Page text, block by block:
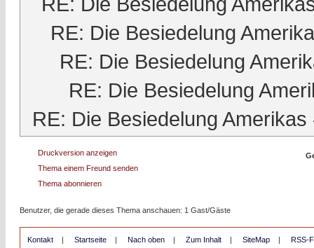
RE: Die Besiedelung
RE: Die Besiedelung
RE: Die Besiedelung
RE: Die Besiedelung Amerikas
Druckversion anzeigen
Thema einem Freund senden
Thema abonnieren
Benutzer, die gerade dieses Thema anschauen: 1 Gast/Gäste
Kontakt | Startseite | Nach oben | Zum Inhalt | SiteMap | RSS-